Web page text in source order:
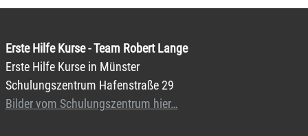
Erste Hilfe Kurse - Team Robert Lange
Erste Hilfe Kurse in Münster
Schulungszentrum Hafenstraße 29
Bilder vom Schulungszentrum hier…